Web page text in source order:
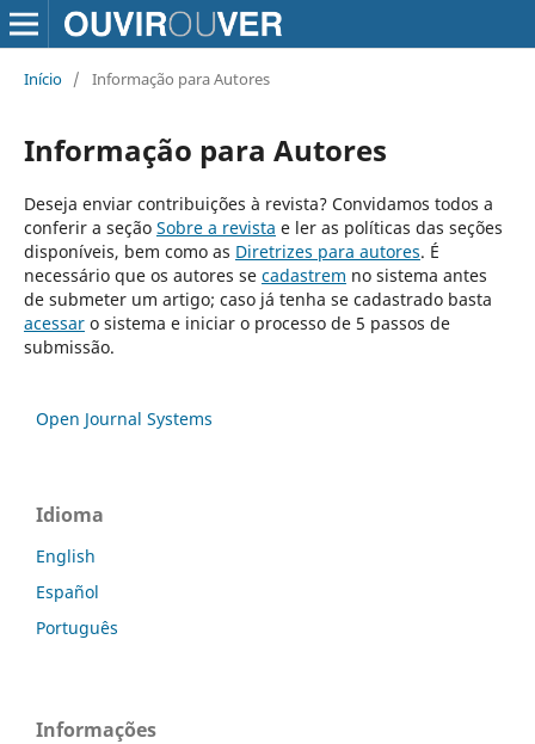
Início / Informação para Autores
Informação para Autores
Deseja enviar contribuições à revista? Convidamos todos a
conferir a seção Sobre a revista e ler as políticas das seções
disponíveis, bem como as Diretrizes para autores. É
necessário que os autores se cadastrem no sistema antes
de submeter um artigo; caso já tenha se cadastrado basta
acessaro sistema e iniciar o processo de 5 passos de
submissão.
Open Journal Systems
Idioma
English
Español
Português
Informações